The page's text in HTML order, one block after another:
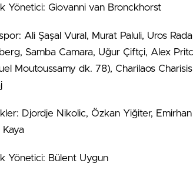
Yönetici: Giovanni van Bronckhorst
Ali Şaşal Vural, Murat Paluli, Uros
Samba Camara, Uğur Çiftçi, Alex
Moutoussamy dk. 78), Charilaos
Djordje Nikolic, Özkan Yiğiter,
Kaya
Yönetici: Bülent Uygun